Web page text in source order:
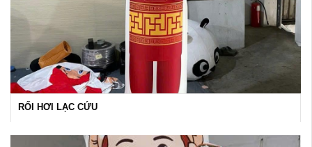
RỐI HƠI LẠC CỨU